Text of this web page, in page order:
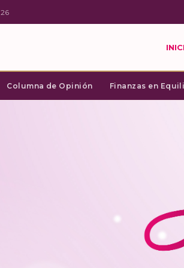
Columna de Opinión Finanzas en